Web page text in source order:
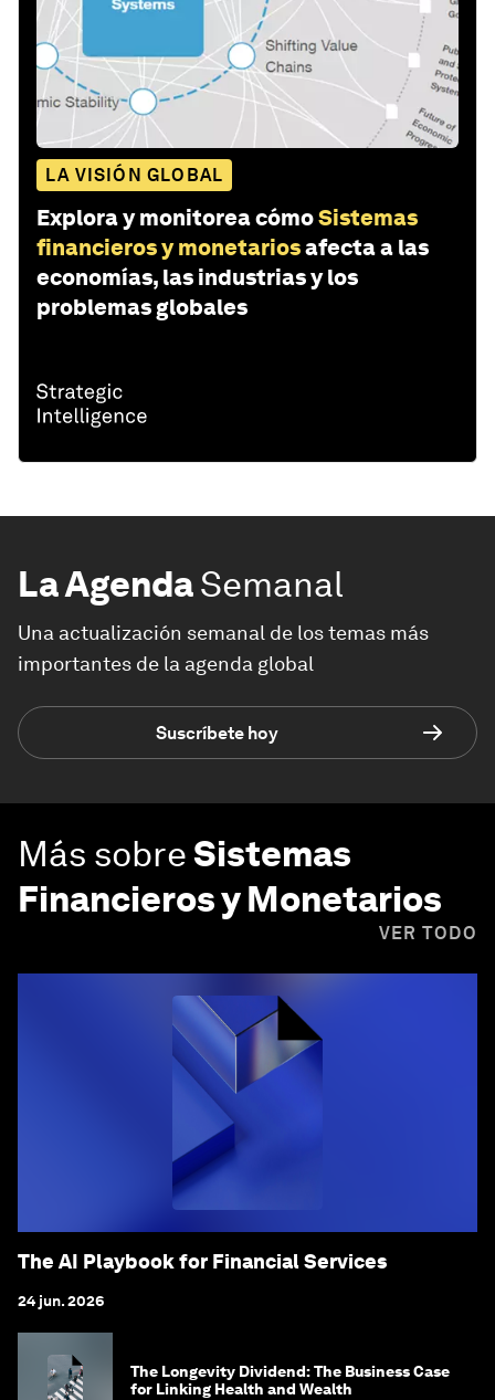
LA VISIÓN GLOBAL
Explora y monitorea cómoSistemas
financieros y monetariosafecta a las
economías, las industrias y los
problemas globales
La AgendaSemanal
Una actualización semanal de los temas más
importantes de la agenda global
Suscríbete hoy
Más sobreSistemas
Financieros y Monetarios
VER TODO
The AI Playbook for Financial Services
24 jun. 2026
The Longevity Dividend: The Business Case
for Linking Health and Wealth